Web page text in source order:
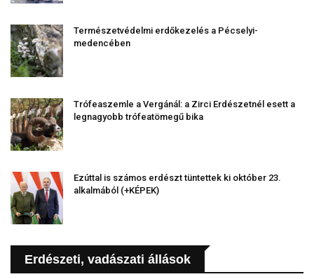
Természetvédelmi erdőkezelés a Pécselyi-
medencében
Trófeaszemle a Vergánál: a Zirci Erdészetnél esett a
legnagyobb trófeatömegű bika
Ezúttal is számos erdészt tüntettek ki október 23.
alkalmából (+KÉPEK)
Erdészeti, vadászati állások